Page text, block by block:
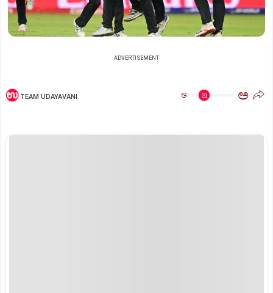
ADVERTISEMENT
TEAM UDAYAVANI ಅ ಅ